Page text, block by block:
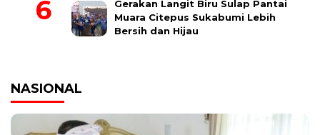
Gerakan Langit Biru Sulap Pantai
Muara Citepus Sukabumi Lebih
Bersih dan Hijau
NASIONAL